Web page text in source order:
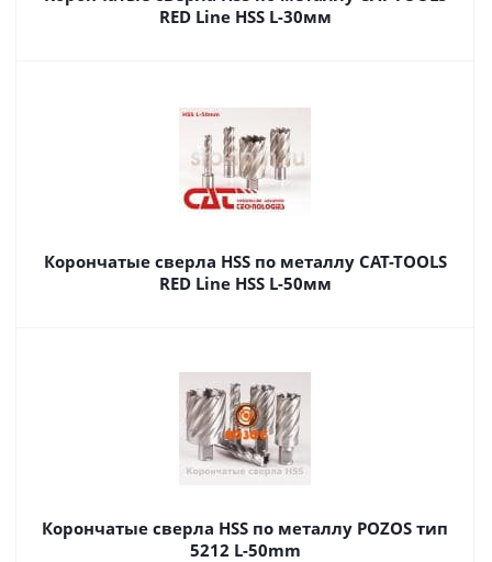
RED Line HSS L-30мм
Корончатые сверла HSS по металлу CAT-TOOLS
RED Line HSS L-50мм
Корончатые сверла HSS по металлу POZOS тип
5212 L-50mm